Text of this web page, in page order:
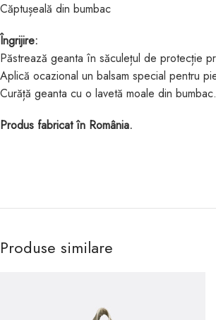
Căptușeală din bumbac
Îngrijire:
Păstrează geanta în săculețul de protecție
Aplică ocazional un balsam special pentru
Curăță geanta cu o lavetă moale din
Produs fabricat în România.
Produse similare